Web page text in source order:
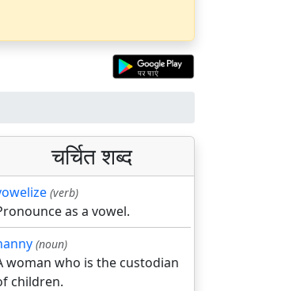
चर्चित शब्द
(verb)
as a vowel.
(noun)
woman who is the custodian
children.